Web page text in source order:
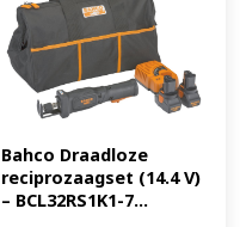
Bahco Draadloze
reciprozaagset (14.4 V)
– BCL32RS1K1-7...